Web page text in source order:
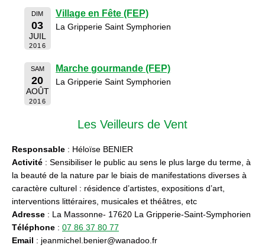
DIM
03
JUIL
2016
Village en Fête (FEP)
La Gripperie Saint Symphorien
SAM
20
AOÛT
2016
Marche gourmande (FEP)
La Gripperie Saint Symphorien
Les Veilleurs de Vent
Responsable : Héloïse BENIER
Activité : Sensibiliser le public au sens le plus large du terme, à
la beauté de la nature par le biais de manifestations diverses à
caractère culturel : résidence d’artistes, expositions d’art,
interventions littéraires, musicales et théâtres, etc
Adresse : La Massonne- 17620 La Gripperie-Saint-Symphorien
Téléphone : 07 86 37 80 77
Email : jeanmichel.benier@wanadoo.fr